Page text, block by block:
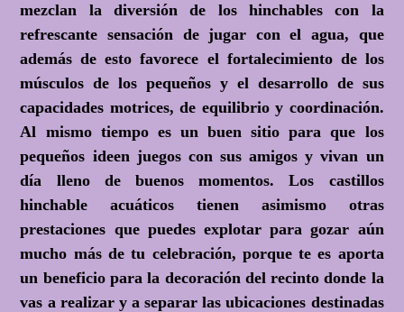
mezclan la diversión de los hinchables con la
refrescante sensación de jugar con el agua, que
además de esto favorece el fortalecimiento de los
músculos de los pequeños y el desarrollo de sus
capacidades motrices, de equilibrio y coordinación.
Al mismo tiempo es un buen sitio para que los
pequeños ideen juegos con sus amigos y vivan un
día lleno de buenos momentos. Los castillos
hinchable acuáticos tienen asimismo otras
prestaciones que puedes explotar para gozar aún
mucho más de tu celebración, porque te es aporta
un beneficio para la decoración del recinto donde la
vas a realizar y a separar las ubicaciones destinadas